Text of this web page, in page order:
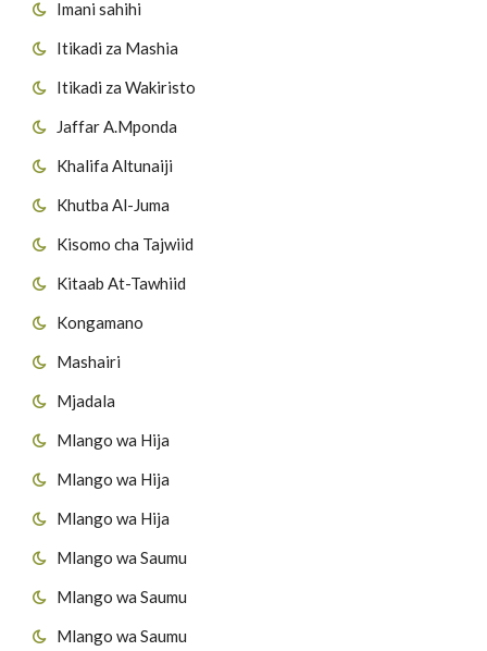
Imani sahihi
Itikadi za Mashia
Itikadi za Wakiristo
Jaffar A.Mponda
Khalifa Altunaiji
Khutba Al-Juma
Kisomo cha Tajwiid
Kitaab At-Tawhiid
Kongamano
Mashairi
Mjadala
Mlango wa Hija
Mlango wa Hija
Mlango wa Hija
Mlango wa Saumu
Mlango wa Saumu
Mlango wa Saumu